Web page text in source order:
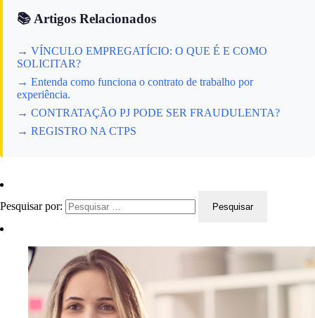
📚 Artigos Relacionados
→ VÍNCULO EMPREGATÍCIO: O QUE É E COMO
SOLICITAR?
→ Entenda como funciona o contrato de trabalho por
experiência.
→ CONTRATAÇÃO PJ PODE SER FRAUDULENTA?
→ REGISTRO NA CTPS
Pesquisar por: